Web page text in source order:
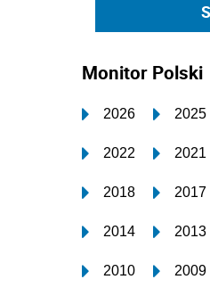
Monitor Polski
2026 2025
2022 2021
2018 2017
2014 2013
2010 2009